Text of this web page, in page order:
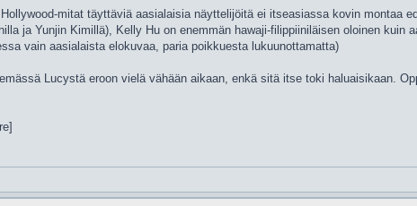
mitat täyttäviä aasialaisia näyttelijöitä ei itseasiassa kovin montaa
ja Yunjin Kimillä), Kelly Hu on enemmän hawaji-filippiiniläisen oloinen
vain aasialaista elokuvaa, paria poikkuesta lukuunottamatta)
Lucystä eroon vielä vähään aikaan, enkä sitä itse toki haluaisikaan.